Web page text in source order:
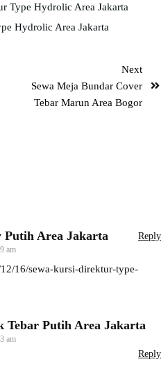
Type Hydrolic Area Jakarta
Hydrolic Area Jakarta
Next
Sewa Meja Bundar Cover
Tebar Marun Area Bogor
Area Jakarta
am
Reply
16/sewa-kursi-direktur-type-
Tebar Putih Area Jakarta
am
Reply